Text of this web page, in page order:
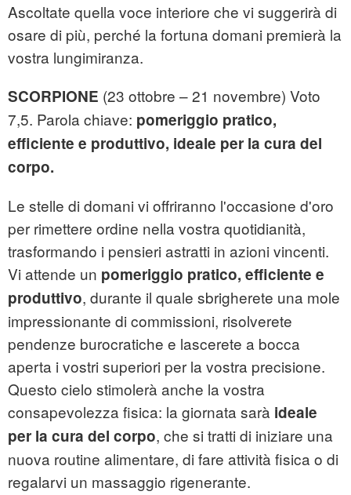
Ascoltate quella voce interiore che vi suggerirà di
osare di più, perché la fortuna domani premierà la
vostra lungimiranza.
SCORPIONE (23 ottobre – 21 novembre) Voto
7,5. Parola chiave: pomeriggio pratico,
efficiente e produttivo, ideale per la cura del
corpo.
Le stelle di domani vi offriranno l'occasione d'oro
per rimettere ordine nella vostra quotidianità,
trasformando i pensieri astratti in azioni vincenti.
Vi attende un pomeriggio pratico, efficiente e
produttivo, durante il quale sbrigherete una mole
impressionante di commissioni, risolverete
pendenze burocratiche e lascerete a bocca
aperta i vostri superiori per la vostra precisione.
Questo cielo stimolerà anche la vostra
consapevolezza fisica: la giornata sarà ideale
per la cura del corpo, che si tratti di iniziare una
nuova routine alimentare, di fare attività fisica o di
regalarvi un massaggio rigenerante.